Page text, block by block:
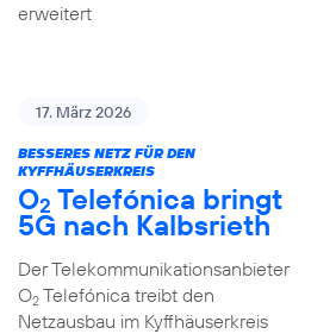
erweitert
17. März 2026
BESSERES NETZ FÜR DEN
KYFFHÄUSERKREIS
O2 Telefónica bringt
5G nach Kalbsrieth
Der Telekommunikationsanbieter
O2Telefónica treibt den
Netzausbau im Kyffhäuserkreis